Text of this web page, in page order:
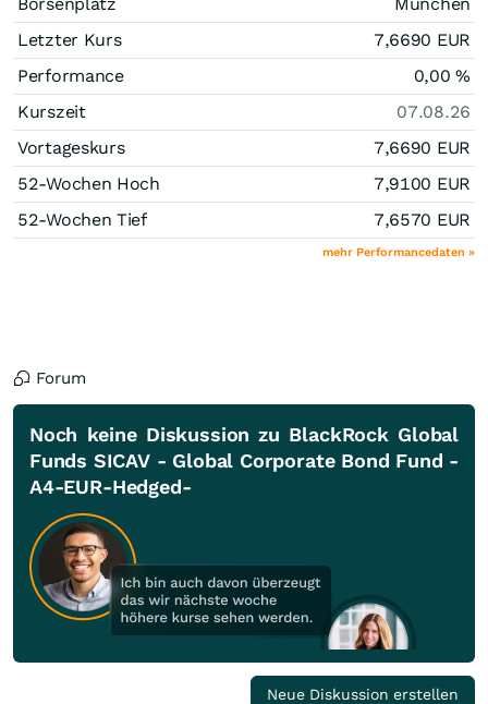
Letzter Kurs
7,6690 EUR
Performance
0,00%
Kurszeit
07.08.26
Vortageskurs
7,6690 EUR
52-Wochen Hoch
7,9100 EUR
52-Wochen Tief
7,6570 EUR
mehr Performancedaten »
Forum
Noch keine Diskussion zu BlackRock Global
Funds SICAV - Global Corporate Bond Fund -
A4-EUR-Hedged-
Neue Diskussion erstellen